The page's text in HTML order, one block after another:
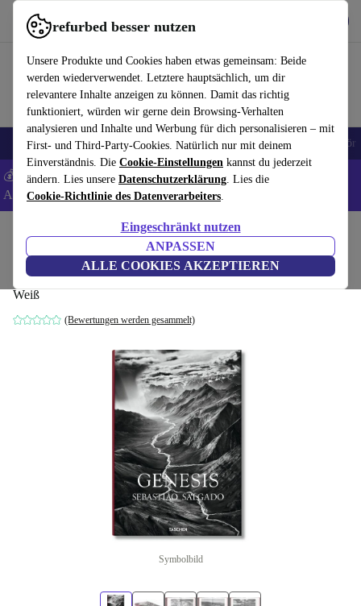
refurbed besser nutzen
Unsere Produkte und Cookies haben etwas gemeinsam: Beide
werden wiederverwendet. Letztere hauptsächlich, um dir
relevantere Inhalte anzeigen zu können. Damit das richtig
funktioniert, würden wir gerne dein Browsing-Verhalten
analysieren und Inhalte und Werbung für dich personalisieren – mit
First- und Third-Party-Cookies. Natürlich nur mit deinem
Einverständnis. Die Cookie-Einstellungen kannst du jederzeit
ändern. Lies unsere Datenschutzerklärung. Lies die
Cookie-Richtlinie des Datenverarbeiters.
Eingeschränkt nutzen
ANPASSEN
ALLE COOKIES AKZEPTIEREN
refurbed schnell und einfach nutzen
🎒 Back to school Handys Laptops Tablets Smartwatches Zubehör
💰 Extra -5% auf Samsung- und Google-Smartphones - Code:
ANDROID5 -AGB
Haushalt Möbel
Sebastião Salgado. Genesis
Weiß
(Bewertungen werden gesammelt)
Symbolbild